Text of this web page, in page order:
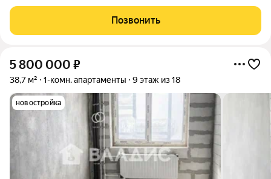
ими, как считаете нужным: заселиться в них, сдавать в аренду
самому или с помощью
Позвонить
5 800 000 ₽
38,7 м² 1-комн. апартаменты 9 этаж из 18
новостройка